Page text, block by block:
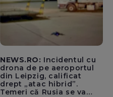
NEWS.RO: Incidentul cu
drona de pe aeroportul
din Leipzig, calificat
drept „atac hibrid”.
Temeri că Rusia se va